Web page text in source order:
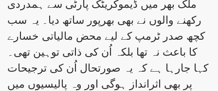
ملک بھر میں ڈیموکریٹک پارٹی سے ہمدردی
رکھنے والوں نے بھی بھرپور ساتھ دیا۔ یہ سب
کچھ صدر ٹرمپ کے لیے محض مالیاتی خسارے
کا باعث نہ تھا بلکہ اُن کی ذاتی توہین تھی۔
کہا جارہا ہے کہ یہ صورتحال اُن کی ترجیحات
پر بھی اثرانداز ہوگی اور وہ پالیسیوں میں